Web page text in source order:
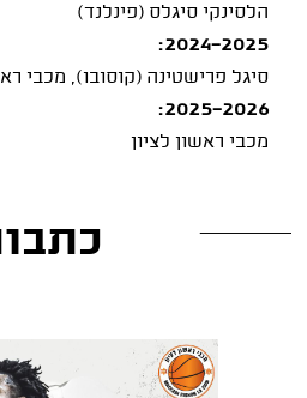
הלסינקי סיגלס (פינלנד)
2024-2025:
סיגל פרישטינה (קוסובו), מכבי
2025-2026:
מכבי ראשון לציון